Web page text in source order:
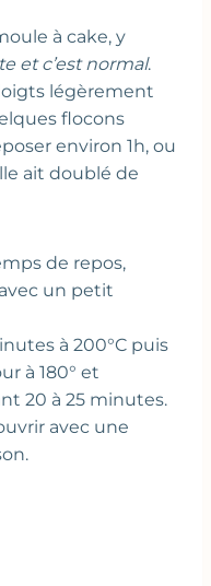
à cake, y
et c’est normal.
légèrement
flocons
environ 1h, ou
ait doublé de
de repos,
un petit
à 200°C puis
à 180° et
20 à 25 minutes.
avec une